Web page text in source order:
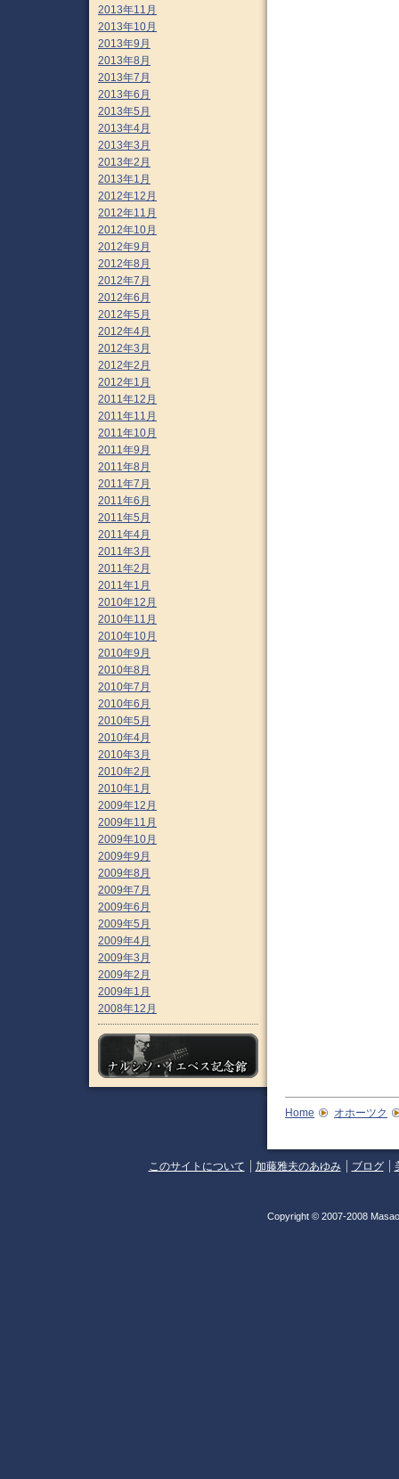
2013年11月
2013年10月
2013年9月
2013年8月
2013年7月
2013年6月
2013年5月
2013年4月
2013年3月
2013年2月
2013年1月
2012年12月
2012年11月
2012年10月
2012年9月
2012年8月
2012年7月
2012年6月
2012年5月
2012年4月
2012年3月
2012年2月
2012年1月
2011年12月
2011年11月
2011年10月
2011年9月
2011年8月
2011年7月
2011年6月
2011年5月
2011年4月
2011年3月
2011年2月
2011年1月
2010年12月
2010年11月
2010年10月
2010年9月
2010年8月
2010年7月
2010年6月
2010年5月
2010年4月
2010年3月
2010年2月
2010年1月
2009年12月
2009年11月
2009年10月
2009年9月
2009年8月
2009年7月
2009年6月
2009年5月
2009年4月
2009年3月
2009年2月
2009年1月
2008年12月
Home オホーツク
このサイトについて 加藤雅夫のあゆみ ブログ
Copyright © 2007-2008